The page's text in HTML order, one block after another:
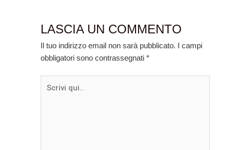
LASCIA UN COMMENTO
Il tuo indirizzo email non sarà pubblicato.
I campi
obbligatori sono contrassegnati*